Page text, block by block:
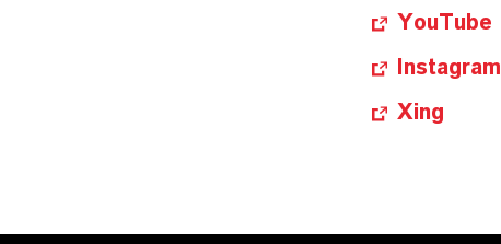
YouTube
Instagram
Xing